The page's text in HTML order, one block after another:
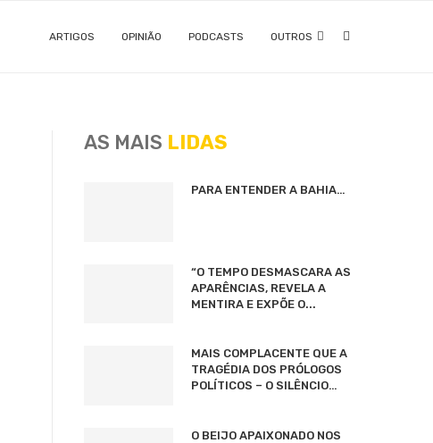
ARTIGOS OPINIÃO PODCASTS OUTROS
AS MAIS LIDAS
PARA ENTENDER A BAHIA…
“O TEMPO DESMASCARA AS
APARÊNCIAS, REVELA A
MENTIRA E EXPÕE O...
MAIS COMPLACENTE QUE A
TRAGÉDIA DOS PRÓLOGOS
POLÍTICOS – O SILÊNCIO…
O BEIJO APAIXONADO NOS